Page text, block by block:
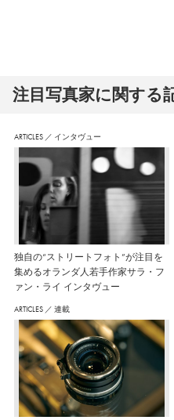
注⽬写真家に関する
ARTICLES ／ インタヴュー
独自の“ストリートフォト”が注目を
集めるオランダ人若手作家サラ・フ
ァン・ライ インタヴュー
ARTICLES ／ 連載